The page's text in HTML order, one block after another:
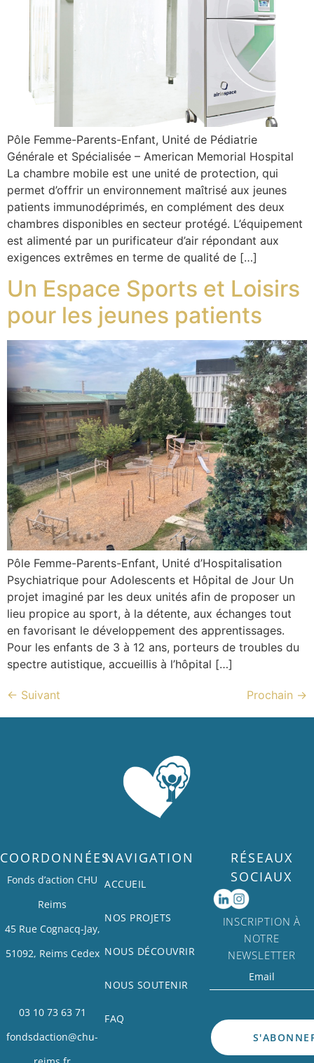
Pôle Femme-Parents-Enfant, Unité de Pédiatrie
Générale et Spécialisée – American Memorial Hospital
La chambre mobile est une unité de protection, qui
permet d’offrir un environnement maîtrisé aux jeunes
patients immunodéprimés, en complément des deux
chambres disponibles en secteur protégé. L’équipement
est alimenté par un purificateur d’air répondant aux
exigences extrêmes en terme de qualité de […]
Un Espace Sports et Loisirs
pour les jeunes patients
Pôle Femme-Parents-Enfant, Unité d’Hospitalisation
Psychiatrique pour Adolescents et Hôpital de Jour Un
projet imaginé par les deux unités afin de proposer un
lieu propice au sport, à la détente, aux échanges tout
en favorisant le développement des apprentissages.
Pour les enfants de 3 à 12 ans, porteurs de troubles du
spectre autistique, accueillis à l’hôpital […]
← Suivant Prochain →
COORDONNÉES
Fonds d’action CHU
Reims
45 Rue Cognacq-Jay,
51092, Reims Cedex
03 10 73 63 71
fondsdaction@chu-
NAVIGATION
ACCUEIL
NOS PROJETS
NOUS DÉCOUVRIR
NOUS SOUTENIR
FAQ
RÉSEAUX
SOCIAUX
INSCRIPTION À
NOTRE
NEWSLETTER